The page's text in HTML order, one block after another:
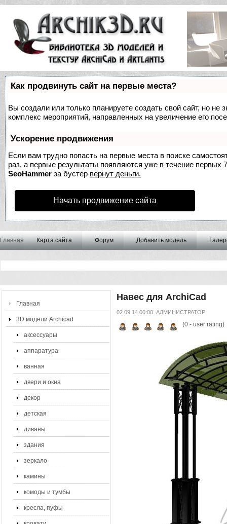
Как продвинуть сайт на первые места?
Вы создали или только планируете создать свой сайт, но не
комплекс мероприятий, направленных на увеличение его
Ускорение продвижения
Если вам трудно попасть на первые места в поиске
раз, а первые результаты появляются уже в течение первых
SeoHammer за бустер вернут деньги.
Начать продвижение сайта
Главная Карта сайта Форум Добавить модель
Главная
3D модели Archicad
аксессуары
аппаратура
ванная
двери и окна
декор
детская
диваны
здания
зеркало
камины
комоды и тумбы
кресла, пуфы
Навес для ArchiCad
02.09.14 00:00 АДМИНИСТРАТОР
(0- user rating)